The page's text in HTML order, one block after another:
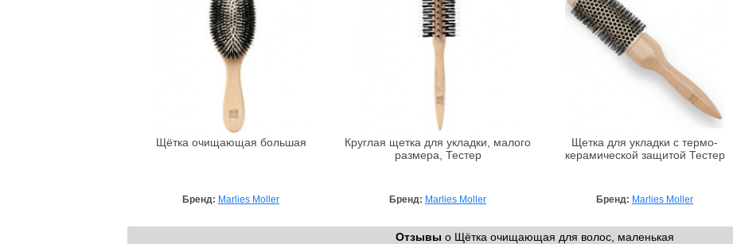
Щётка очищающая большая
Бренд: Marlies Moller
Круглая щетка для укладки, малого
размера, Тестер
Бренд: Marlies Moller
Щетка для укладки с термо-
керамической защитой Тестер
Бренд: Marlies Moller
Отзывы о Щётка очищающая для волос, маленькая